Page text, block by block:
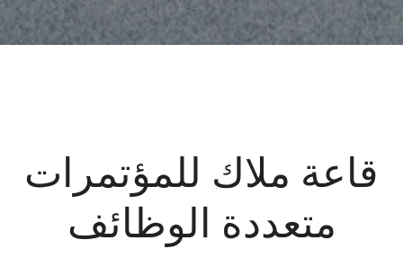
قاعة ملاك للمؤتمرات
متعددة الوظائف